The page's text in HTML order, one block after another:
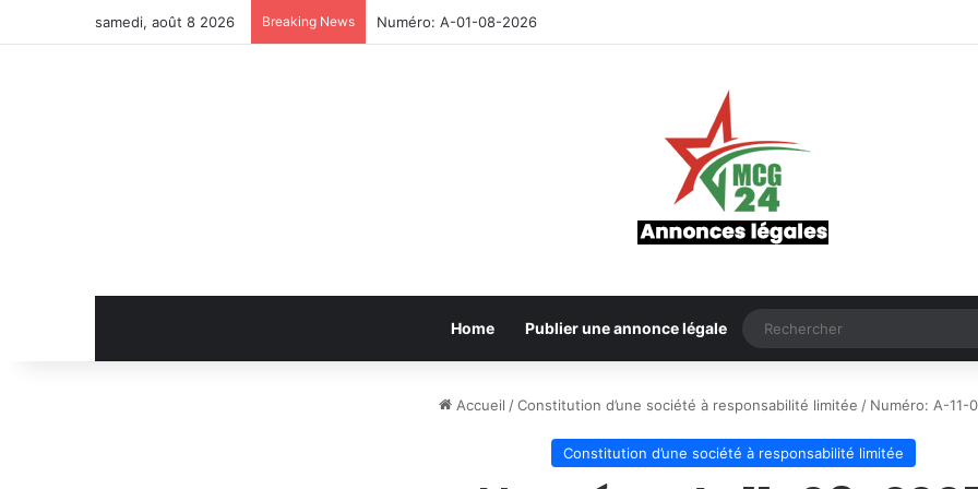
samedi, août 8 2026 Breaking News Numéro: A-01-08-2026
Home Publier une annonce légale
Accueil /Constitution d’une société à responsabilité limitée / Numéro: A-11-
Constitution d’une société à responsabilité limitée